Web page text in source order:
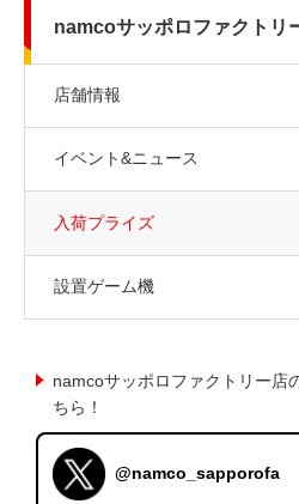
namcoサッポロファクトリ
店舗情報
イベント&ニュース
入荷プライズ
設置ゲーム機
namcoサッポロファクトリー店
ちら！
@namco_sapporofa